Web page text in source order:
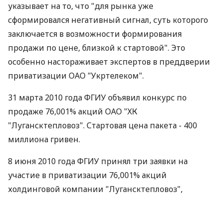
указывает на то, что "для рынка уже
сформировался негативный сигнал, суть которого
заключается в возможности формирования
продажи по цене, близкой к стартовой". Это
особенно настораживает экспертов в преддверии
приватизации ОАО "Укртелеком".
31 марта 2010 года ФГИУ объявил конкурс по
продаже 76,001% акций ОАО "ХК
"Лугансктепловоз". Стартовая цена пакета - 400
миллиона гривен.
8 июня 2010 года ФГИУ принял три заявки на
участие в приватизации 76,001% акций
холдинговой компании "Лугансктепловоз",